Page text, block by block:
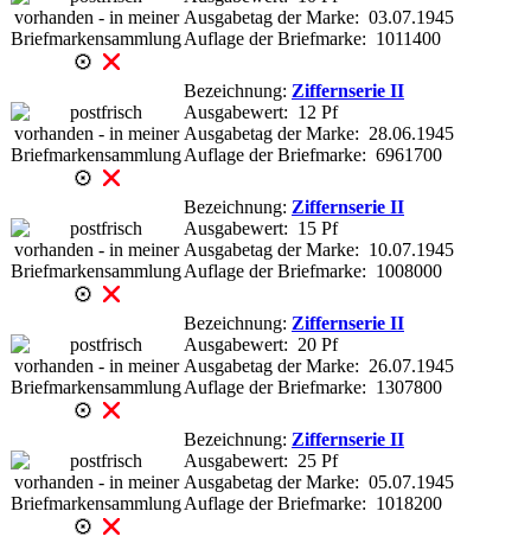
Ausgabetag der Marke: 03.07.1945
Auflage der Briefmarke: 1011400
Bezeichnung: Ziffernserie II
Ausgabewert: 12 Pf
Ausgabetag der Marke: 28.06.1945
Auflage der Briefmarke: 6961700
Bezeichnung: Ziffernserie II
Ausgabewert: 15 Pf
Ausgabetag der Marke: 10.07.1945
Auflage der Briefmarke: 1008000
Bezeichnung: Ziffernserie II
Ausgabewert: 20 Pf
Ausgabetag der Marke: 26.07.1945
Auflage der Briefmarke: 1307800
Bezeichnung: Ziffernserie II
Ausgabewert: 25 Pf
Ausgabetag der Marke: 05.07.1945
Auflage der Briefmarke: 1018200